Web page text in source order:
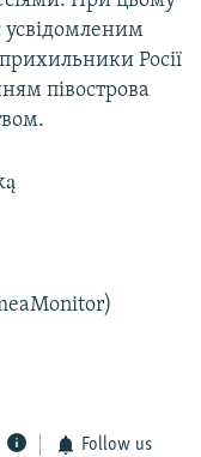
усвідомленим
Росії
півострова
Follow us